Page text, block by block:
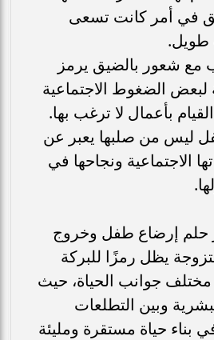
في أمر كانت تسعى
طويل.
شعور بالضيق يرمز
لبعض الضغوط الاجتماعية
بأعمال لا ترغب بها.
ليس من صلبها يعبر عن
الاجتماعية ونجاحها في
حلم إرضاع طفل وخروج
يظل رمزًا للبركة
مختلف جوانب الحياة، حيث
وبين التطلعات
بناء حياة مستقرة ومليئة